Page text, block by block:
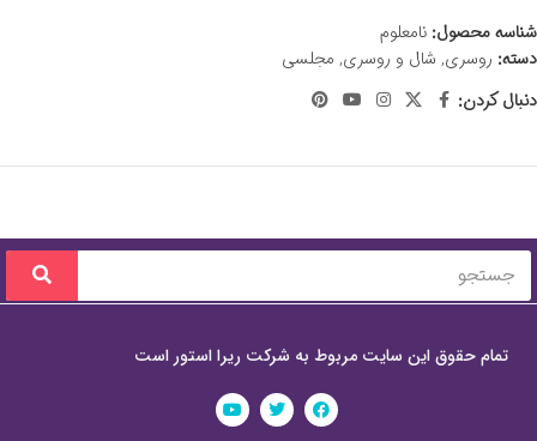
شناسه محصول: نامعلوم
دسته: روسری, شال و روسری, مجلسی
دنبال کردن:
تمام حقوق این سایت مربوط به شرکت ریرا استور است